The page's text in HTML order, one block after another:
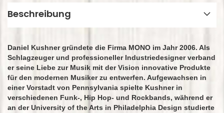
Beschreibung
Daniel Kushner gründete die Firma MONO im Jahr 2006. Als
Schlagzeuger und professioneller Industriedesigner verband
er seine Liebe zur Musik mit der Vision innovative Produkte
für den modernen Musiker zu entwerfen. Aufgewachsen in
einer Vorstadt von Pennsylvania spielte Kushner in
verschiedenen Funk-, Hip Hop- und Rockbands, während er
an der University of the Arts in Philadelphia Design studierte